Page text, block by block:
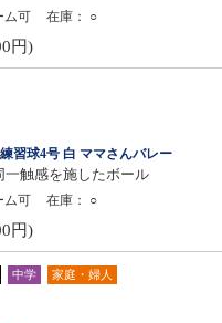
ム可 在庫： ○
円)
習球4号 白 ママさんバレー
一触感を施したボール
ム可 在庫： ○
円)
中学 家庭・婦人